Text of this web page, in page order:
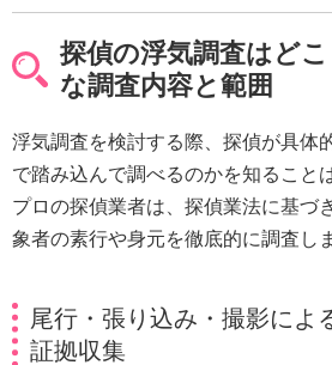
探偵の浮気調査はど
な調査内容と範囲
浮気調査を検討する際、探偵が具体
で踏み込んで調べるのかを知ること
プロの探偵業者は、探偵業法に基づ
象者の素行や身元を徹底的に調査し
尾行・張り込み・撮影によ
証拠収集